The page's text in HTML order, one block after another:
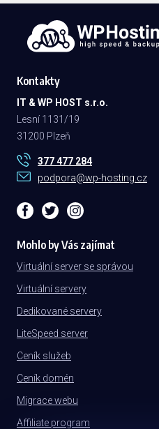
Kontakty
IT & WP HOST s.r.o.
Lesní 1131/19
31200 Plzeň
377 477 284
podpora@wp-hosting.cz
Mohlo by Vás zajímat
Virtuální server se správou
Virtuální servery
Dedikované servery
LiteSpeed server
Ceník služeb
Ceník domén
Migrace webu
Affiliate program